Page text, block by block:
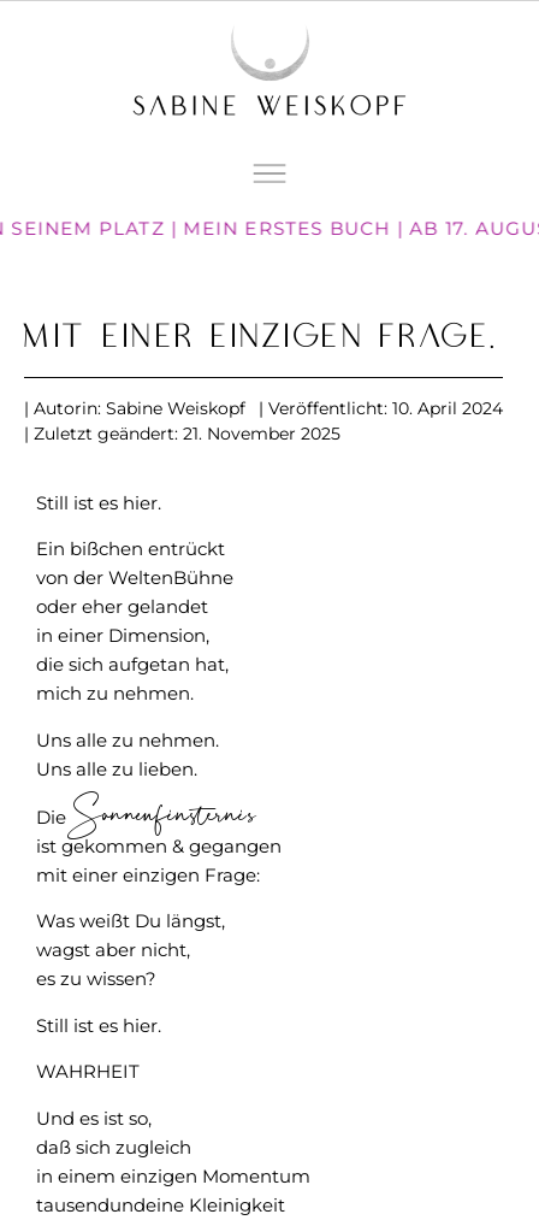
PLATZ | MEIN ERSTES BUCH | AB 17.
Mit einer einzigen Frage.
| Autorin: Sabine Weiskopf | Veröffentlicht: 10. April 2024
| Zuletzt geändert: 21. November 2025
Still ist es hier.
Ein bißchen entrückt
von der WeltenBühne
oder eher gelandet
in einer Dimension,
die sich aufgetan hat,
mich zu nehmen.
Uns alle zu nehmen.
Uns alle zu lieben.
Die Sonnenfinsternis
ist gekommen & gegangen
mit einer einzigen Frage:
Was weißt Du längst,
wagst aber nicht,
es zu wissen?
Still ist es hier.
WAHRHEIT
Und es ist so,
daß sich zugleich
in einem einzigen Momentum
tausendundeine Kleinigkeit